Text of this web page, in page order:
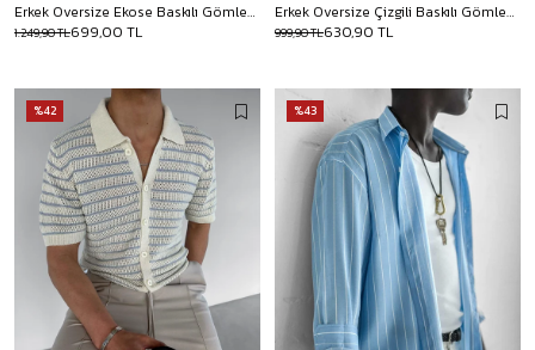
Erkek Oversize Ekose Baskılı Gömlek Mavi
699,00 TL
1.249,90 TL
Erkek Oversize Çizgili Baskılı Gömlek Mavi
630,90 TL
999,90 TL
%42 %43